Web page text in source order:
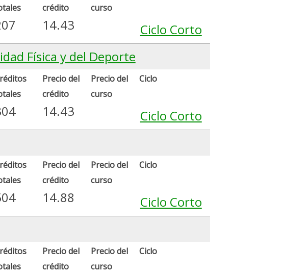
crédito
curso
14.43
Ciclo Corto
Física y del Deporte
Precio del
crédito
Precio del
curso
Ciclo
14.43
Ciclo Corto
Precio del
crédito
Precio del
curso
Ciclo
14.88
Ciclo Corto
Precio del
crédito
Precio del
curso
Ciclo